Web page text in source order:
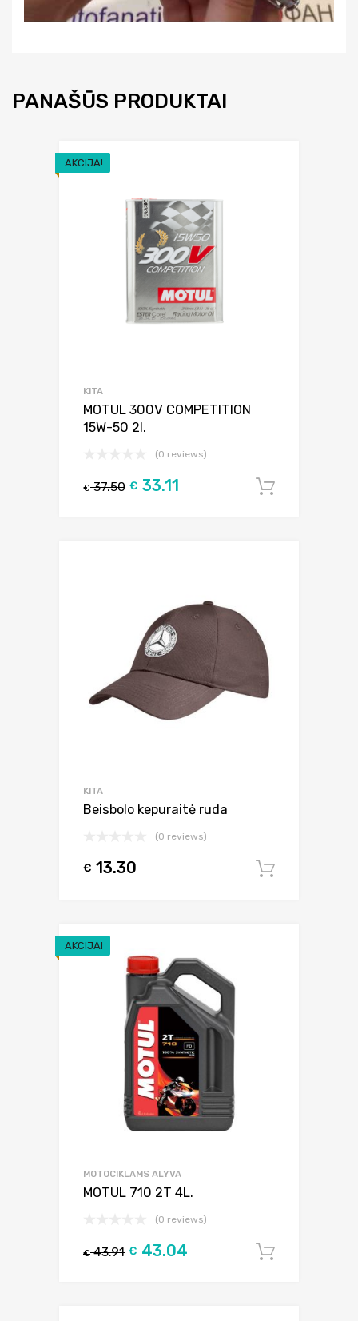
PANAŠŪS PRODUKTAI
AKCIJA!
KITA
MOTUL 300V COMPETITION
15W-50 2l.
(0 reviews)
€37.50 € 33.11
KITA
Beisbolo kepuraitė ruda
(0 reviews)
€ 13.30
AKCIJA!
MOTOCIKLAMS ALYVA
MOTUL 710 2T 4L.
(0 reviews)
€43.91 € 43.04